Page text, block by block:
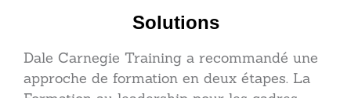
Solutions
Dale Carnegie Training a recommandé une
approche de formation en deux étapes. La